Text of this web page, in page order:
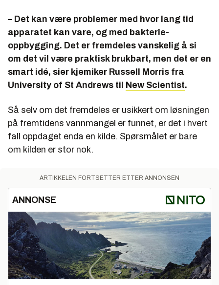
– Det kan være problemer med hvor lang tid
apparatet kan vare, og med bakterie-
oppbygging. Det er fremdeles vanskelig å si
om det vil være praktisk brukbart, men det er en
smart idé, sier kjemiker Russell Morris fra
University of St Andrews til
New Scientist.
Så selv om det fremdeles er usikkert om løsningen
på fremtidens vannmangel er funnet, er det i hvert
fall oppdaget enda en kilde. Spørsmålet er bare
om kilden er stor nok.
ARTIKKELEN FORTSETTER ETTER ANNONSEN
ANNONSE